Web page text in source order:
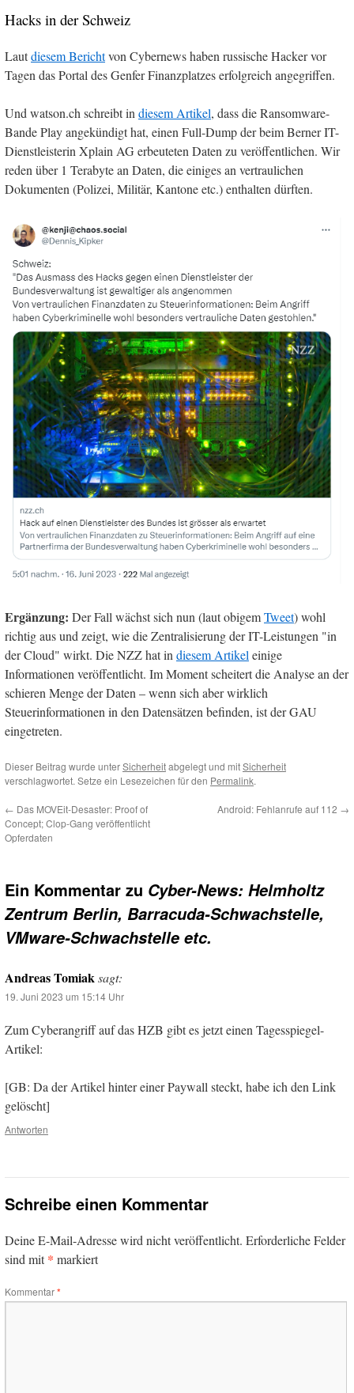
Hacks in der Schweiz
Lautdiesem Berichtvon Cybernews haben russische Hacker vor
Tagen das Portal des Genfer Finanzplatzes erfolgreich angegriffen.
Und watson.ch schreibt in diesem Artikel, dass die Ransomware-
Bande Play angekündigt hat, einen Full-Dump der beim Berner IT-
Dienstleisterin Xplain AG erbeuteten Daten zu veröffentlichen. Wir
reden über 1 Terabyte an Daten, die einiges an vertraulichen
Dokumenten (Polizei, Militär, Kantone etc.) enthalten dürften.
Ergänzung: Der Fall wächst sich nun (laut obigemTweet) wohl
richtig aus und zeigt, wie die Zentralisierung der IT-Leistungen "in
der Cloud" wirkt. Die NZZ hat indiesem Artikeleinige
Informationen veröffentlicht. Im Moment scheitert die Analyse an der
schieren Menge der Daten – wenn sich aber wirklich
Steuerinformationen in den Datensätzen befinden, ist der GAU
eingetreten.
Dieser Beitrag wurde unterSicherheitabgelegt und mitSicherheit
verschlagwortet. Setze ein Lesezeichen für den Permalink.
← Das MOVEit-Desaster: Proof of
Concept; Clop-Gang veröffentlicht
Opferdaten
Android: Fehlanrufe auf 112 →
Ein Kommentar zu Cyber-News: Helmholtz
Zentrum Berlin, Barracuda-Schwachstelle,
VMware-Schwachstelle etc.
Andreas Tomiaksagt:
19. Juni 2023 um 15:14 Uhr
Zum Cyberangriff auf das HZB gibt es jetzt einen Tagesspiegel-
Artikel:
[GB: Da der Artikel hinter einer Paywall steckt, habe ich den Link
gelöscht]
Antworten
Schreibe einen Kommentar
Deine E-Mail-Adresse wird nicht veröffentlicht. Erforderliche Felder
sind mit* markiert
Kommentar*